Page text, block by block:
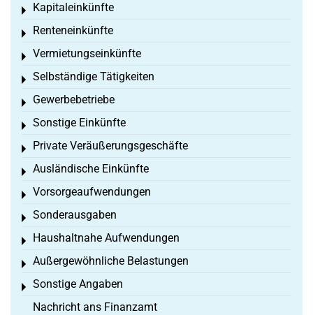
Kapitaleinkünfte
Toggle menu
Renteneinkünfte
Toggle menu
Vermietungseinkünfte
Toggle menu
Selbständige Tätigkeiten
Toggle menu
Gewerbebetriebe
Toggle menu
Sonstige Einkünfte
Toggle menu
Private Veräußerungsgeschäfte
Toggle menu
Ausländische Einkünfte
Toggle menu
Vorsorgeaufwendungen
Toggle menu
Sonderausgaben
Toggle menu
Haushaltnahe Aufwendungen
Toggle menu
Außergewöhnliche Belastungen
Toggle menu
Sonstige Angaben
Toggle menu
Nachricht ans Finanzamt